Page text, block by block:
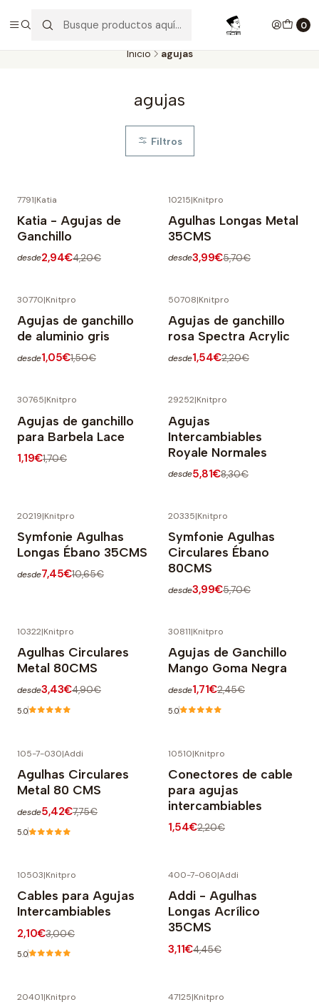
0
Aproveite as entregas grátis para todas as encomendas
superiores a 60€. Faça as suas compras e economize!
Inicio agujas
agujas
Filtros
7791|Katia
Katia - Agujas de
Ganchillo
desde2,94€4,20€
10215|Knitpro
Agulhas Longas Metal
35CMS
desde3,99€5,70€
30770|Knitpro
Agujas de ganchillo
de aluminio gris
desde1,05€1,50€
50708|Knitpro
Agujas de ganchillo
rosa Spectra Acrylic
desde1,54€2,20€
30765|Knitpro
Agujas de ganchillo
para Barbela Lace
1,19€1,70€
29252|Knitpro
Agujas
Intercambiables
Royale Normales
desde5,81€8,30€
20219|Knitpro
Symfonie Agulhas
Longas Ébano 35CMS
desde7,45€10,65€
20335|Knitpro
Symfonie Agulhas
Circulares Ébano
80CMS
desde3,99€5,70€
10322|Knitpro
Agulhas Circulares
Metal 80CMS
desde3,43€4,90€
5.0
30811|Knitpro
Agujas de Ganchillo
Mango Goma Negra
desde1,71€2,45€
5.0
105-7-030|Addi
Agulhas Circulares
Metal 80 CMS
desde5,42€7,75€
5.0
10510|Knitpro
Conectores de cable
para agujas
intercambiables
1,54€2,20€
10503|Knitpro
Cables para Agujas
Intercambiables
2,10€3,00€
5.0
400-7-060|Addi
Addi - Agulhas
Longas Acrílico
35CMS
3,11€4,45€
20401|Knitpro 47125|Knitpro